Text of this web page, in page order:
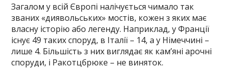
Загалом у всій Європі налічується чимало так
званих «диявольських» мостів, кожен з яких має
власну історію або легенду. Наприклад, у Франції
існує 49 таких споруд, в Італії – 14, а у Німеччині –
лише 4. Більшість з них виглядає як кам’яні арочні
споруди, і Ракотцбрюке – не виняток.